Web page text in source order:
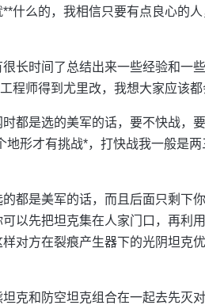
什么的，我相信只要有点良心的
长时间了总结出来一些经验和一
程师得到尤里改，我想大家应该
都是选的美军的话，要不快战，
地形才有挑战*，打快战我一般是
都是美军的话，而且后面只剩下
以先把坦克集在人家门口，再利
对方在裂痕产生器下的光阴坦克
坦克和防空坦克组合在一起去先灭